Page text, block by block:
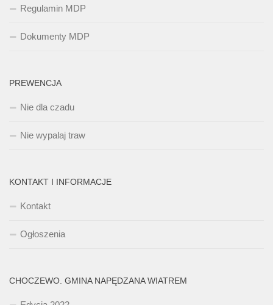
Regulamin MDP
Dokumenty MDP
PREWENCJA
Nie dla czadu
Nie wypalaj traw
KONTAKT I INFORMACJE
Kontakt
Ogłoszenia
CHOCZEWO. GMINA NAPĘDZANA WIATREM